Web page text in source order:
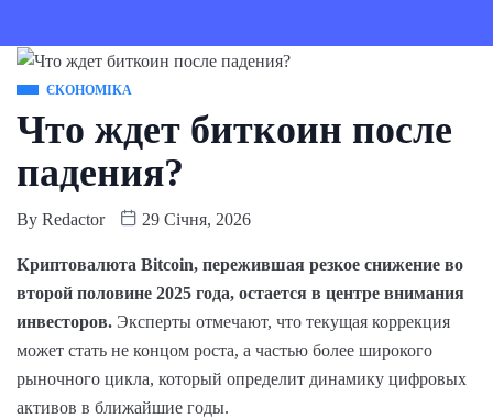
ЄКОНОМІКА
Что ждет биткоин после
падения?
By Redactor 29 Січня, 2026
Криптовалюта Bitcoin, пережившая резкое снижение во
второй половине 2025 года, остается в центре внимания
инвесторов. Эксперты отмечают, что текущая коррекция
может стать не концом роста, а частью более широкого
рыночного цикла, который определит динамику цифровых
активов в ближайшие годы.